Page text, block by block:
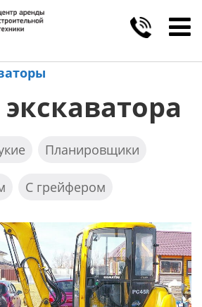
Планировщики
С грейфером